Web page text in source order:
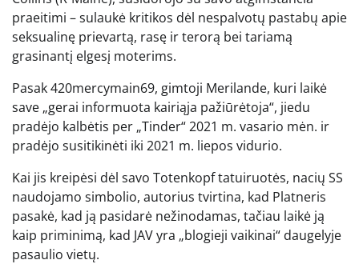
praeitimi – sulaukė kritikos dėl nespalvotų pastabų apie
seksualinę prievartą, rasę ir terorą bei tariamą
grasinantį elgesį moterims.
Pasak 420mercymain69, gimtoji Merilande, kuri laikė
save „gerai informuota kairiąja pažiūrėtoja“, jiedu
pradėjo kalbėtis per „Tinder“ 2021 m. vasario mėn. ir
pradėjo susitikinėti iki 2021 m. liepos vidurio.
Kai jis kreipėsi dėl savo Totenkopf tatuiruotės, nacių SS
naudojamo simbolio, autorius tvirtina, kad Platneris
pasakė, kad ją pasidarė nežinodamas, tačiau laikė ją
kaip priminimą, kad JAV yra „blogieji vaikinai“ daugelyje
pasaulio vietų.